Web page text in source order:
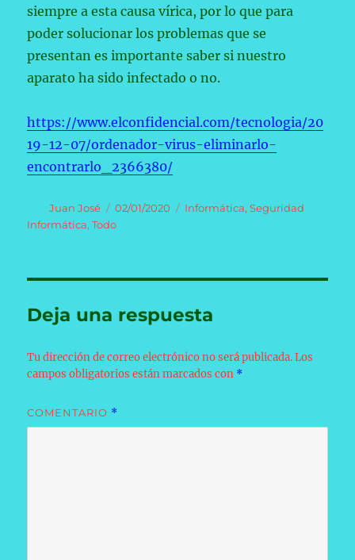
siempre a esta causa vírica, por lo que para
poder solucionar los problemas que se
presentan es importante saber si nuestro
aparato ha sido infectado o no.
https://www.elconfidencial.com/tecnologia/20
19-12-07/ordenador-virus-eliminarlo-
encontrarlo_2366380/
Autor
Juan José
Publicado
el
02/01/2020 Categorías
Informática,Seguridad
Informática,Todo
Deja una respuesta
Tu dirección de correo electrónico no será publicada. Los
campos obligatorios están marcados con *
COMENTARIO *